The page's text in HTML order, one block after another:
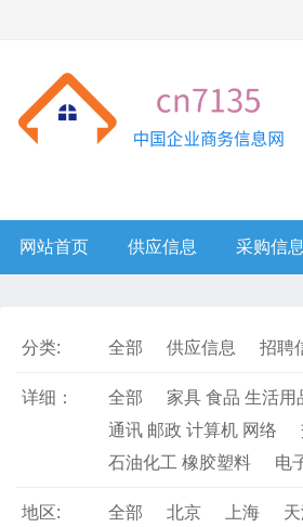
网站首页 供应信息 采购信息
分类: 全部 供应信息 招聘
详细： 全部 家具 食品 生活用
通讯 邮政 计算机 网络
石油化工 橡胶塑料
电
地区: 全部 北京 上海